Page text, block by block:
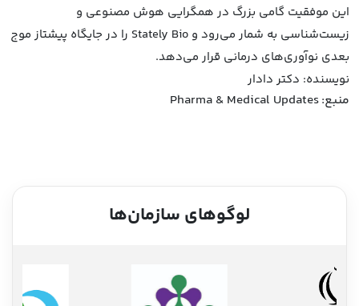
این موفقیت گامی بزرگ در همگرایی هوش مصنوعی و
زیست‌شناسی به شمار می‌رود و Stately Bio را در جایگاه پیشتاز موج
بعدی نوآوری‌های درمانی قرار می‌دهد.
نویسنده: دکتر دادار
منبع:Pharma & Medical Updates
لوگوهای سازمان‌ها